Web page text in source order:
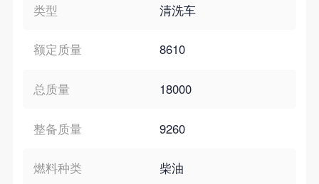
类型 清洗车
额定质量 8610
总质量 18000
整备质量 9260
燃料种类 柴油